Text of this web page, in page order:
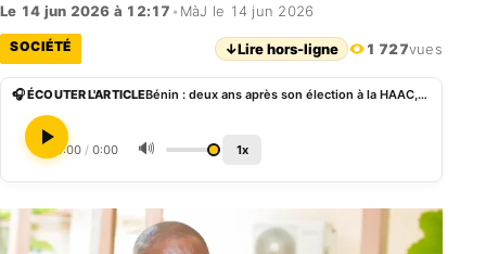
Le 14 jun 2026 à 12:17 • MàJ le 14 jun 2026
SOCIÉTÉ ↓Lire hors-ligne 1 727vues
🎧 ÉCOUTER L'ARTICLE Bénin : deux ans après son élection à la HAAC, Basile Tchibozo fait le bilan et se projette vers les défis restants
0:00 / 0:00 🔊 1x